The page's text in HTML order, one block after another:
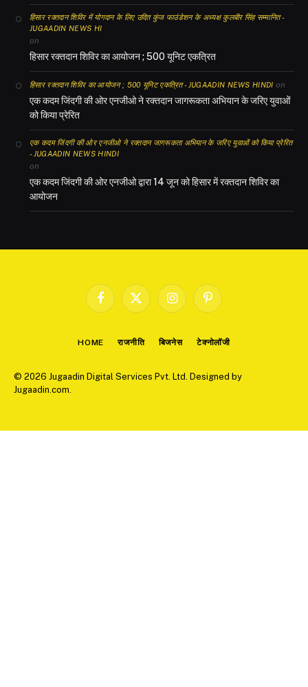
हिसार रक्तदान शिविर में योगदान के लिए उदित कुंज फाउंडेशन के अध्यक्ष कुलबीर सिंह सम्मानित -
JUGAADIN NEWS HI
on
हिसार रक्तदान शिविर का आयोजन ; 500 यूनिट एकत्रित
हिसार रक्तदान शिविर का आयोजन ; 500 यूनिट एकत्रित - JUGAADIN NEWS HINDI on
एक कदम जिंदगी की ओर एनजीओ ने रक्तदान जागरूकता अभियान के जरिए युवाओं
को किया प्रेरित
एक कदम जिंदगी की ओर एनजीओ ने रक्तदान जागरूकता अभियान के जरिए युवाओं को किया प्रेरित
- JUGAADIN NEWS HINDI
on
एक कदम जिंदगी की ओर एनजीओ द्वारा 14 जून को हिसार में रक्तदान शिविर का
आयोजन
Facebook
X
InstagramPinterest
HOME राजनीति बिजनेस टेक्नोलॉजी
© 2026 Jugaadin Digital Services Pvt. Ltd. Designed by
Jugaadin.com